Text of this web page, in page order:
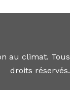
au climat. Tous
droits réservés.